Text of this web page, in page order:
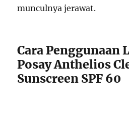
munculnya jerawat.
Cara Penggunaan
Posay Anthelios
Sunscreen SPF 60